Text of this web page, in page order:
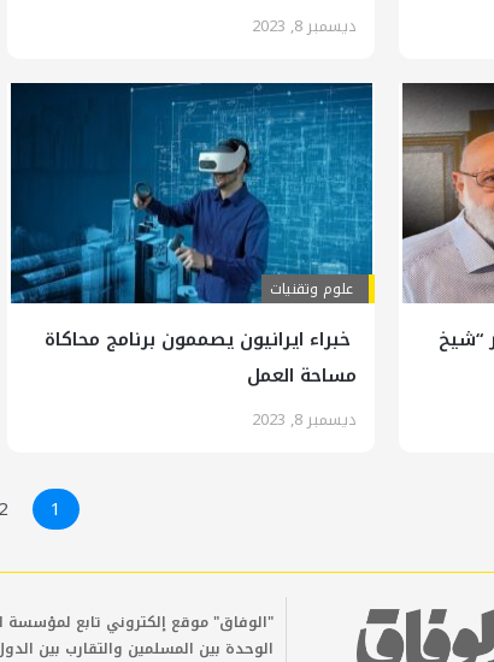
ديسمبر 8, 2023
“شيخ
علوم وتقنيات
خبراء ايرانيون يصممون برنامج محاكاة
مساحة العمل
ديسمبر 8, 2023
1
2
"الوفاق" موقع إلكتروني تابع لمؤسسة
الوحدة بين المسلمين والتقارب بين